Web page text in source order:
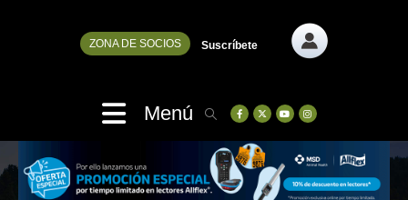
ZONA DE SOCIOS Suscríbete
Menú